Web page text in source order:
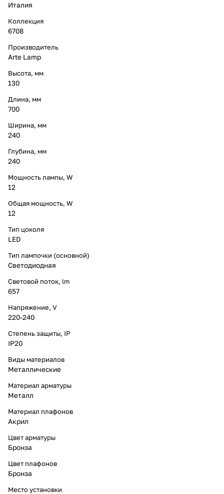
Италия
Коллекция
6708
Производитель
Arte Lamp
Высота, мм
130
Длина, мм
700
Ширина, мм
240
Глубина, мм
240
Мощность лампы, W
12
Общая мощность, W
12
Тип цоколя
LED
Тип лампочки (основной)
Светодиодная
Световой поток, lm
657
Напряжение, V
220-240
Степень защиты, IP
IP20
Виды материалов
Металлические
Материал арматуры
Металл
Материал плафонов
Акрил
Цвет арматуры
Бронза
Цвет плафонов
Бронза
Место установки